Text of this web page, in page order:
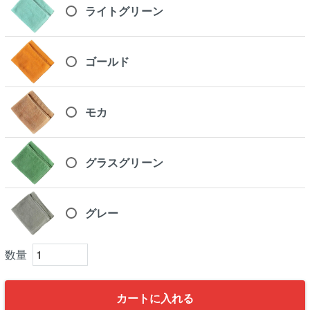
ライトグリーン
ゴールド
モカ
グラスグリーン
グレー
カートに入れる